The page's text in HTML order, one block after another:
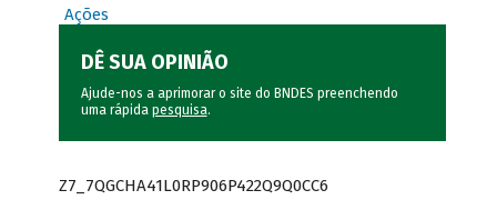
Ações
DÊ SUA OPINIÃO
Ajude-nos a aprimorar o site do BNDES preenchendo
uma rápida pesquisa.
Z7_7QGCHA41L0RP906P422Q9Q0CC6